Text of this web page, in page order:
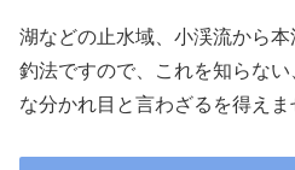
湖などの止水域、小渓流から
釣法ですので、これを知らな
な分かれ目と言わざるを得えま